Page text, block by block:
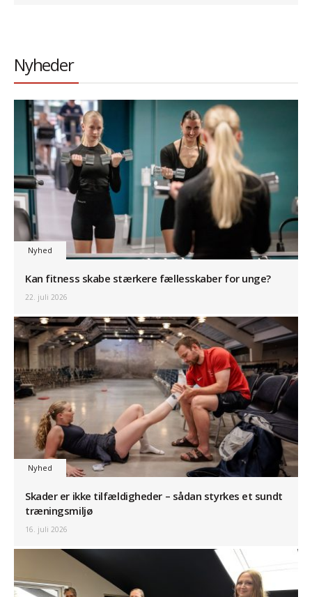
Nyheder
Nyhed
Kan fitness skabe stærkere fællesskaber for unge?
22. juli 2026
Nyhed
Skader er ikke tilfældigheder – sådan styrkes et sundt
træningsmiljø
16. juli 2026